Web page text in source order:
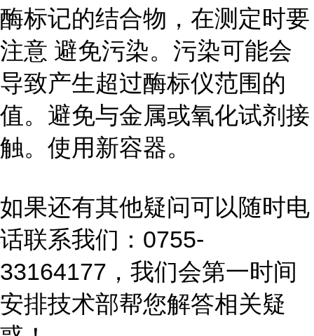
酶标记的结合物，在测定时要
注意 避免污染。污染可能会
导致产生超过酶标仪范围的
值。避免与金属或氧化试剂接
触。使用新容器。
如果还有其他疑问可以随时电
话联系我们：0755-
33164177，我们会第一时间
安排技术部帮您解答相关疑